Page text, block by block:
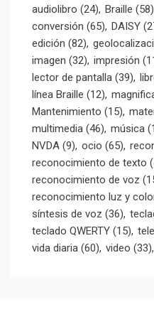
audiolibro (24) Braille (58)
conversión (65) DAISY
edición (82)
imagen (32) impresión
lector de pantalla (39)
línea Braille (12)
Mantenimiento (15)
multimedia (46) música
NVDA (9) ocio (65)
reconocimiento de texto
reconocimiento de voz
reconocimiento luz y
síntesis de voz (36)
teclado QWERTY (15)
vida diaria (60) video (33)